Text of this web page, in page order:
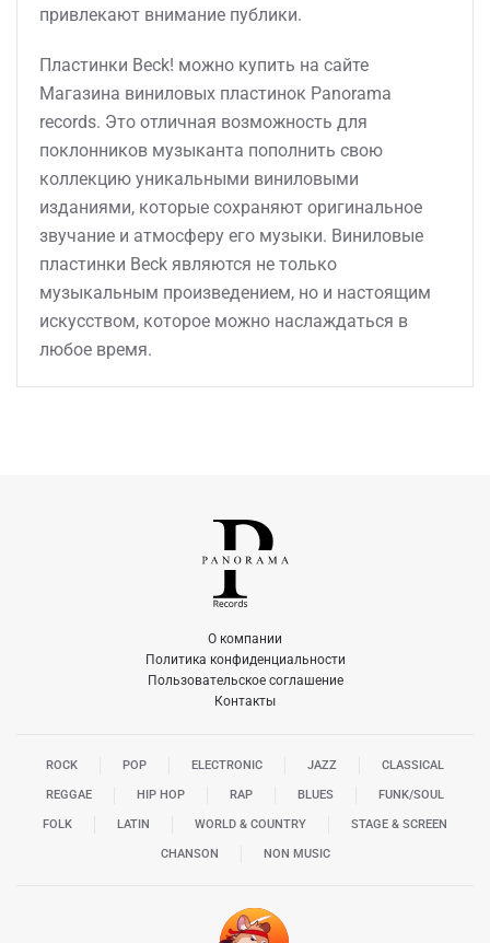
привлекают внимание публики.
Пластинки Beck! можно купить на сайте
Магазина виниловых пластинок Panorama
records. Это отличная возможность для
поклонников музыканта пополнить свою
коллекцию уникальными виниловыми
изданиями, которые сохраняют оригинальное
звучание и атмосферу его музыки. Виниловые
пластинки Beck являются не только
музыкальным произведением, но и настоящим
искусством, которое можно наслаждаться в
любое время.
О компании
Политика конфиденциальности
Пользовательское соглашение
Контакты
ROCK POP ELECTRONIC JAZZ CLASSICAL
REGGAE HIP HOP RAP BLUES FUNK/SOUL
FOLK LATIN WORLD & COUNTRY STAGE & SCREEN
CHANSON NON MUSIC